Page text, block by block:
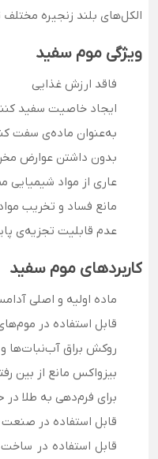
الکل‌های بلند زنجیره
ویژگی موم سفید
فاقد ارزش غذایی
ایجاد خاصیت سفید
به‌عنوان ماده‌ی سفت
بدون داشتن عوارض
عاری از مواد شیمیایی
مانع فساد و تخریب
عدم قابلیت تجزیه‌ی
کاربردهای موم سفید
ماده اولیه و اصلی
قابل استفاده در
روکش براق آب‌نبات‌ها
بیزواکس مانع از بین
برای فرم‌دهی به طلا
قابل استفاده در
قابل استفاده در